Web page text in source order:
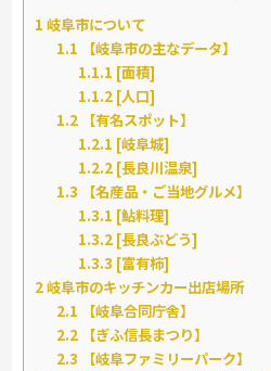
1 岐阜市について
1.1 【岐阜市の主なデータ】
1.1.1 [面積]
1.1.2 [人口]
1.2 【有名スポット】
1.2.1 [岐阜城]
1.2.2 [長良川温泉]
1.3 【名産品・ご当地グルメ】
1.3.1 [鮎料理]
1.3.2 [長良ぶどう]
1.3.3 [富有柿]
2岐阜市のキッチンカー出店場所
2.1 【岐阜合同庁舎】
2.2 【ぎふ信長まつり】
2.3 【岐阜ファミリーパーク】